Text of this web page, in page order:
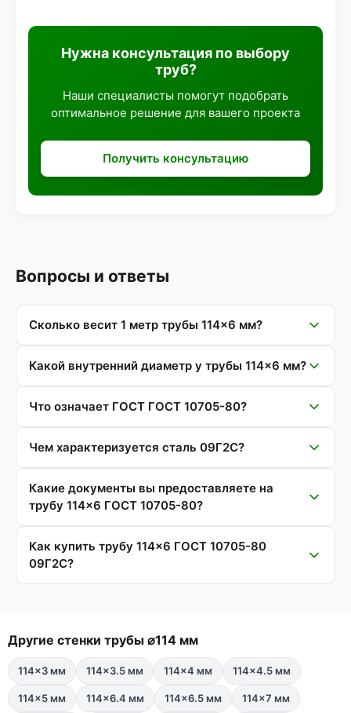
Нужна консультация по выбору
труб?
Наши специалисты помогут подобрать
оптимальное решение для вашего проекта
Получить консультацию
Вопросы и ответы
Сколько весит 1 метр трубы 114×6 мм?
Какой внутренний диаметр у трубы 114×6 мм?
Что означает ГОСТ ГОСТ 10705-80?
Чем характеризуется сталь 09Г2С?
Какие документы вы предоставляете на
трубу 114×6 ГОСТ 10705-80?
Как купить трубу 114×6 ГОСТ 10705-80
09Г2С?
Другие стенки трубы ⌀114 мм
114×3 мм 114×3.5 мм 114×4 мм 114×4.5 мм
114×5 мм 114×6.4 мм 114×6.5 мм 114×7 мм